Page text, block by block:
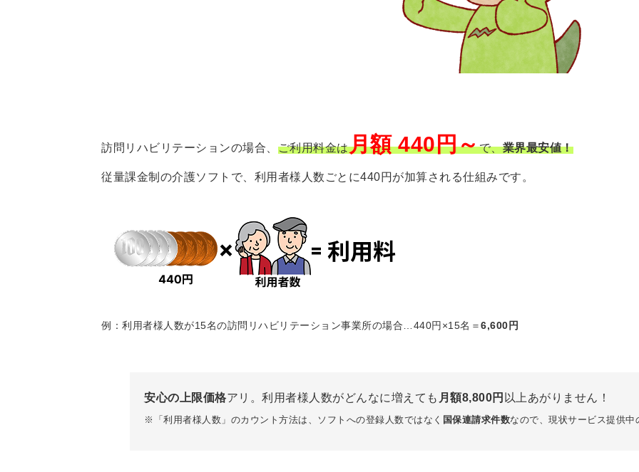
訪問リハビリテーションの場合、 ご利用料金は月額 440円～で、業界最安値！
従量課金制の介護ソフトで、利用者様人数ごとに440円が加算される仕組みです。
例：利用者様人数が15名の訪問リハビリテーション事業所の場合…440円×15名＝6,600円
安心の上限価格アリ。利用者様人数がどんなに増えても 月額8,800円 以上あがりません！
※「利用者様人数」のカウント方法は、ソフトへの登録人数ではなく 国保連請求件数なので、現状サービス提供